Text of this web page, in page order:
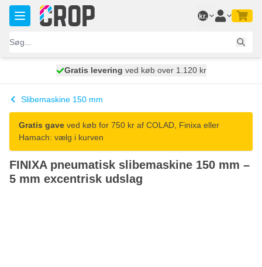
Skip to Content
kr.
vi sender i dag
Gratis levering ved køb over 1.120 kr
100 dage
Slibemaskine 150 mm
Gratis gave ved køb for 750 kr af COLAD, Finixa eller
Hamach: vælg i kurven
FINIXA pneumatisk slibemaskine 150 mm –
5 mm excentrisk udslag